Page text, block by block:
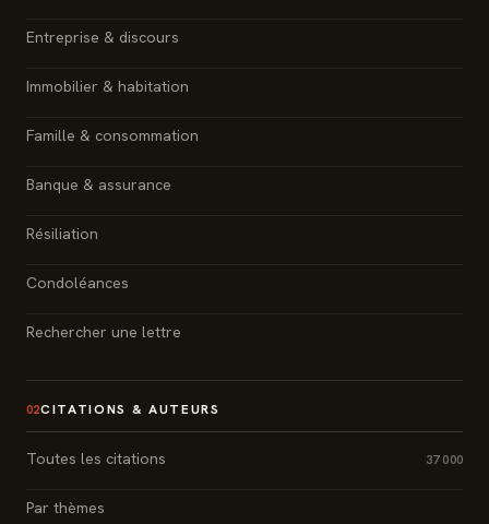
Entreprise & discours
Immobilier & habitation
Famille & consommation
Banque & assurance
Résiliation
Condoléances
Rechercher une lettre
02CITATIONS & AUTEURS
Toutes les citations 37 000
Par thèmes